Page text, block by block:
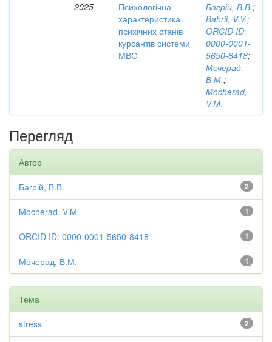
2025
Психологічна
характеристика
психічних станів
курсантів системи
МВС
Багрій, В.В.;
Bahrii, V.V.;
ORCID ID:
0000-0001-
5650-8418;
Мочерад,
В.М.;
Mocherad,
V.M.
Перегляд
Автор
2
Багрій, В.В.
1
Mocherad, V.M.
1
ORCID ID: 0000-0001-5650-8418
1
Мочерад, В.М.
Тема
2
stress